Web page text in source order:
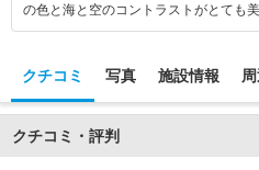
の色と海と空のコントラストがとても
クチコミ 写真 施設情報
クチコミ・評判